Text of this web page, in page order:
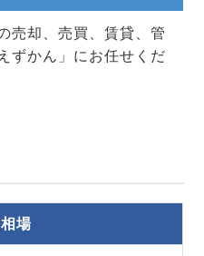
売却、売買、賃貸、管
ずかん」にお任せくだ
場